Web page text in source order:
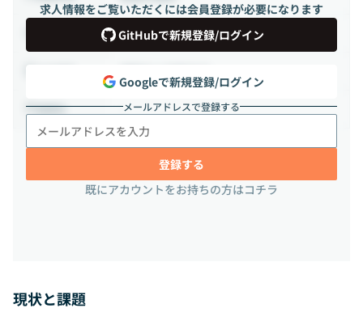
求人情報をご覧いただくには会員登録が必要になります
GitHubで新規登録/ログイン
Googleで新規登録/ログイン
メールアドレスで登録する
登録する
既にアカウントをお持ちの方はコチラ
正社員
勤務地 -
現状と課題